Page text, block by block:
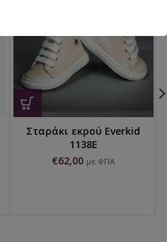
Σταράκι εκρού Everkid
1138E
€62,00 με ΦΠΑ